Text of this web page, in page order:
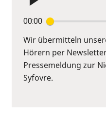
00:00
Wir übermitteln
Hörern per Newsletter
Pressemeldung zur
Syfovre.